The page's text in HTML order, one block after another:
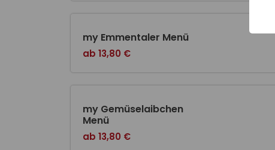
my Emmentaler Menü
ab 13,80 €
my Gemüselaibchen
Menü
ab 13,80 €